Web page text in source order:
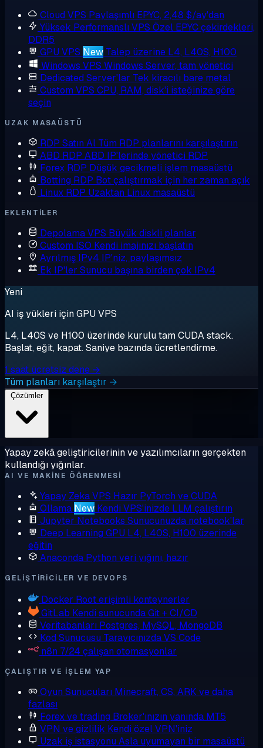
Cloud VPS Paylaşımlı EPYC, 2,48 $/ay'dan
Yüksek Performanslı VPS Özel EPYC çekirdekleri,
DDR5
GPU VPS New Talep üzerine L4, L40S, H100
Windows VPS Windows Server, tam yönetici
Dedicated Server'lar Tek kiracılı bare metal
Custom VPS CPU, RAM, disk'i isteğinize göre
seçin
UZAK MASAÜSTÜ
RDP Satın Al Tüm RDP planlarını karşılaştırın
ABD RDP ABD IP'lerinde yönetici RDP
Forex RDP Düşük gecikmeli işlem masaüstü
Botting RDP Bot çalıştırmak için her zaman açık
Linux RDP Uzaktan Linux masaüstü
EKLENTILER
Depolama VPS Büyük diskli planlar
Custom ISO Kendi imajınızı başlatın
Ayrılmış IPv4 IP'niz, paylaşımsız
Ek IP'ler Sunucu başına birden çok IPv4
Yeni
AI iş yükleri için GPU VPS
L4, L40S ve H100 üzerinde kurulu tam CUDA stack.
Başlat, eğit, kapat. Saniye bazında ücretlendirme.
1 saat ücretsiz dene →
Tüm planları karşılaştır →
Çözümler
Yapay zekâ geliştiricilerinin ve yazılımcıların gerçekten
kullandığı yığınlar.
AI VE MAKINE ÖĞRENMESI
Yapay Zeka VPS Hazır PyTorch ve CUDA
Ollama New Kendi VPS'inizde LLM çalıştırın
Jupyter Notebooks Sunucunuzda notebook'lar
Deep Learning GPU L4, L40S, H100 üzerinde
eğitin
Anaconda Python veri yığını, hazır
GELIŞTIRICILER VE DEVOPS
Docker Root erişimli konteynerler
GitLab Kendi sunucunda Git + CI/CD
Veritabanları Postgres, MySQL, MongoDB
Kod Sunucusu Tarayıcınızda VS Code
n8n 7/24 çalışan otomasyonlar
ÇALIŞTIR VE IŞLEM YAP
Oyun Sunucuları Minecraft, CS, ARK ve daha
fazlası
Forex ve trading Broker'ınızın yanında MT5
VPN ve gizlilik Kendi özel VPN'iniz
Uzak iş istasyonu Asla uyumayan bir masaüstü